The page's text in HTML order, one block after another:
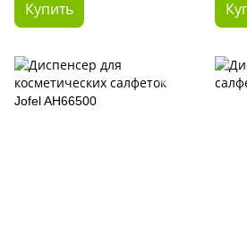
Купить